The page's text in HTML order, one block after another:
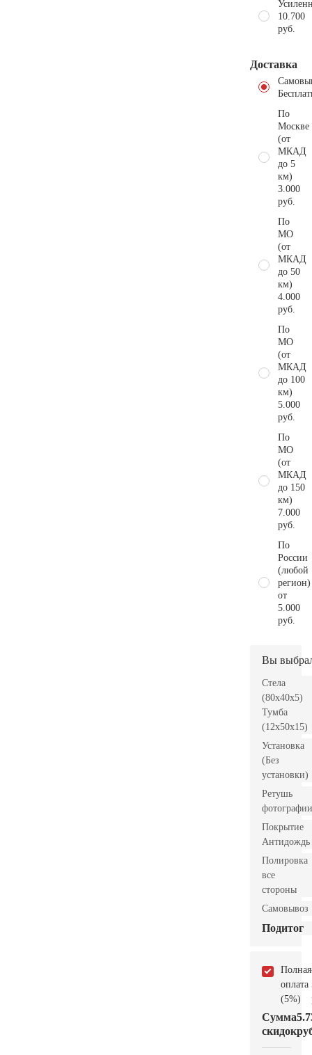
10.700
руб.
Доставка
По
Москве
(от
МКАД
до 5
км)
3.000
руб.
По
МО
(от
МКАД
до 50
км)
4.000
руб.
По
МО
(от
МКАД
до 100
км)
5.000
руб.
По
МО
(от
МКАД
до 150
км)
7.000
руб.
По
России
(любой
регион)
от
5.000
руб.
Вы
Стела
(80x40x5)
Тумба
(12x50x15)
Установка
(Без
установки)
Ретушь
фотографии
Покрытие
Антидождь
Полировка
все
стороны
Самовывоз
Подитог
Полная
оплата
(5%)
Сумма
скидок